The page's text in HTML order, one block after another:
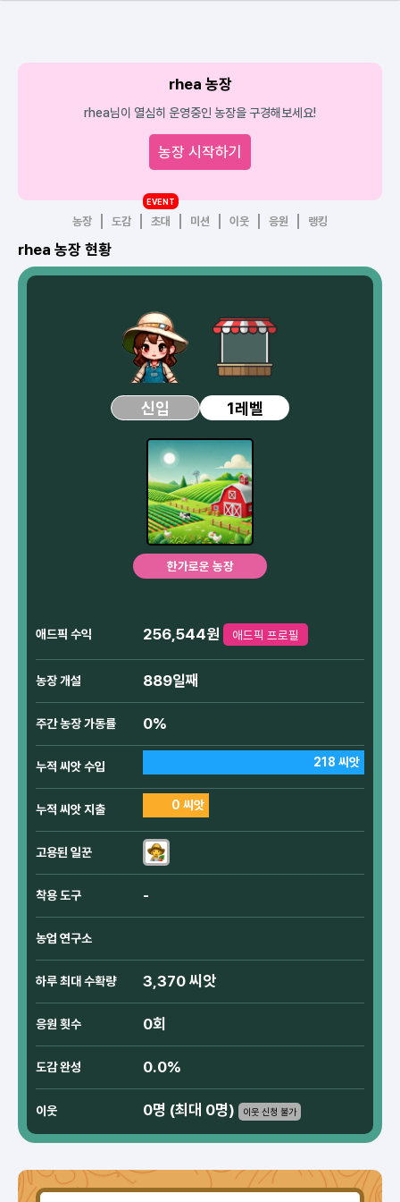
rhea 농장
rhea님이 열심히 운영중인 농장을 구경해보세요!
농장 시작하기
농장 도감 초대
EVENT
미션 이웃 응원 랭킹
rhea 농장 현황
신입 1레벨
한가로운 농장
애드픽 수익 256,544원 애드픽 프로필
농장 개설 889일째
주간 농장 가동률 0%
누적 씨앗 수입 218 씨앗
누적 씨앗 지출 0 씨앗
고용된 일꾼
착용 도구 -
농업 연구소
하루 최대 수확량 3,370 씨앗
응원 횟수 0회
도감 완성 0.0%
이웃 0명 (최대 0명) 이웃 신청 불가